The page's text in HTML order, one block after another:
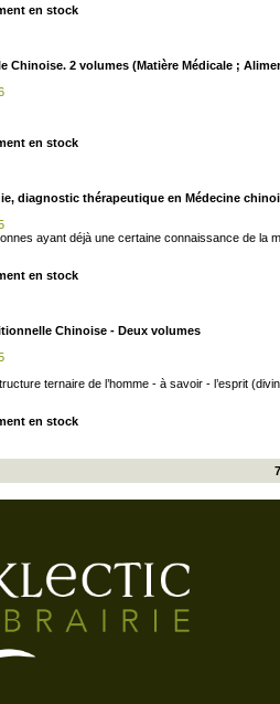
en stock
Chinoise. 2 volumes (Matière Médicale ;
en stock
diagnostic thérapeutique en Médecine
ayant déjà une certaine connaissance de la
en stock
Chinoise - Deux volumes
ternaire de l’homme - à savoir - l’esprit
en stock